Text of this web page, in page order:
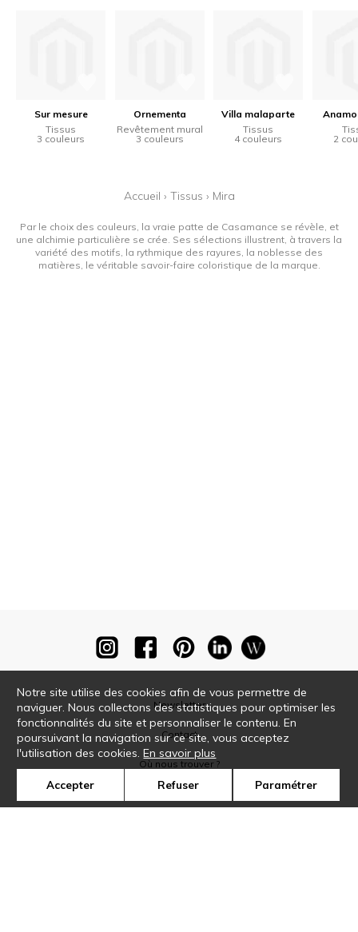
Sur mesure
Tissus
3 couleurs
Ornementa
Revêtement mural
3 couleurs
Villa malaparte
Tissus
4 couleurs
2
Accueil › Tissus › Mira
Par le choix des couleurs, la vraie patte de Casamance se révèle, et
une alchimie particulière se crée. Ses sélections illustrent, à travers la
variété des motifs, la rythmique des rayures, la noblesse des
matières, le véritable savoir-faire coloristique de la marque.
Newsletter
Contact
Où nous trouver ?
Notre site utilise des cookies afin de vous permettre de
naviguer. Nous collectons des statistiques pour optimiser les
fonctionnalités du site et personnaliser le contenu. En
poursuivant la navigation sur ce site, vous acceptez
l'utilisation des cookies.En savoir plus
Accepter Refuser Paramétrer